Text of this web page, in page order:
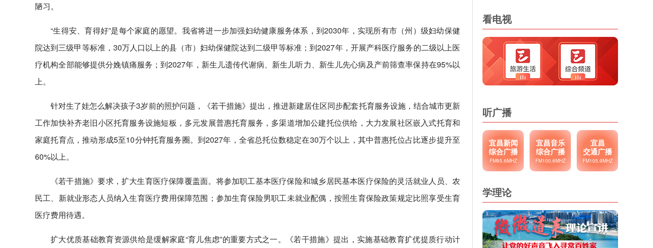
陋习。
“生得安、育得好”是每个家庭的愿望。我省将进一步加强妇幼健康服务体系，到2030年，实现所有市（州）级妇幼保健
院达到三级甲等标准，30万人口以上的县（市）妇幼保健院达到二级甲等标准；到2027年，开展产科医疗服务的二级以上医
疗机构全部能够提供分娩镇痛服务；到2027年，新生儿遗传代谢病、新生儿听力、新生儿先心病及产前筛查率保持在95%以
上。
针对生了娃怎么解决孩子3岁前的照护问题，《若干措施》提出，推进新建居住区同步配套托育服务设施，结合城市更新
工作加快补齐老旧小区托育服务设施短板，多元发展普惠托育服务，多渠道增加公建托位供给，大力发展社区嵌入式托育和
家庭托育点，推动形成5至10分钟托育服务圈。到2027年，全省总托位数稳定在30万个以上，其中普惠托位占比逐步提升至
60%以上。
《若干措施》要求，扩大生育医疗保障覆盖面。将参加职工基本医疗保险和城乡居民基本医疗保险的灵活就业人员、农
民工、新就业形态人员纳入生育医疗费用保障范围；参加生育保险男职工未就业配偶，按照生育保险政策规定比照享受生育
医疗费用待遇。
扩大优质基础教育资源供给是缓解家庭“育儿焦虑”的重要方式之一。《若干措施》提出，实施基础教育扩优提质行动计
看电视
听广播
宜昌新闻
综合广播
FM95.6MHZ
宜昌音乐
综合广播
FM100.6MHZ
宜昌
交通广播
FM105.9MHZ
学理论